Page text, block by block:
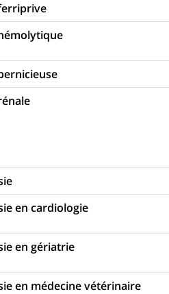
en cardiologie
en gériatrie
en médecine vétérinaire